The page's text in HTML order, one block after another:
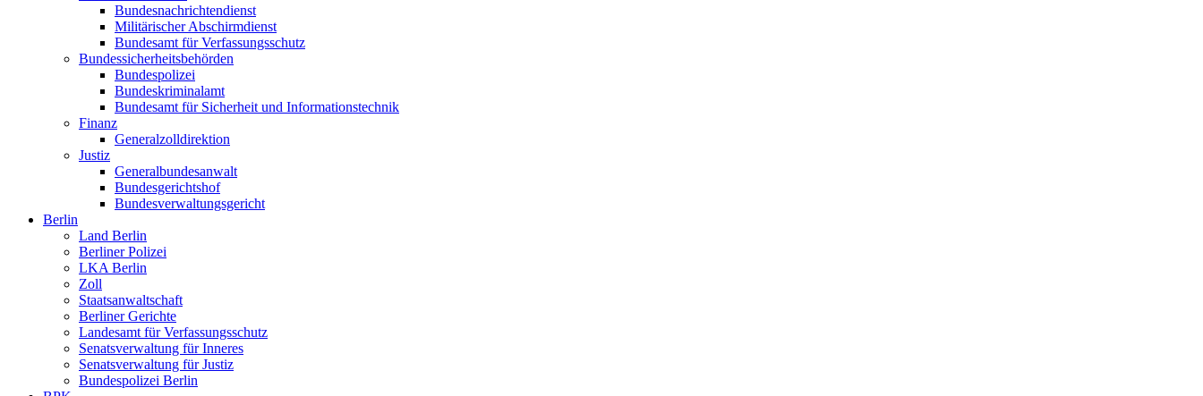
Bundesnachrichtendienst
Militärischer Abschirmdienst
Bundesamt für Verfassungsschutz
Bundessicherheitsbehörden
Bundespolizei
Bundeskriminalamt
Bundesamt für Sicherheit und Informationstechnik
Finanz
Generalzolldirektion
Justiz
Generalbundesanwalt
Bundesgerichtshof
Bundesverwaltungsgericht
Berlin
Land Berlin
Berliner Polizei
LKA Berlin
Zoll
Staatsanwaltschaft
Berliner Gerichte
Landesamt für Verfassungsschutz
Senatsverwaltung für Inneres
Senatsverwaltung für Justiz
Bundespolizei Berlin